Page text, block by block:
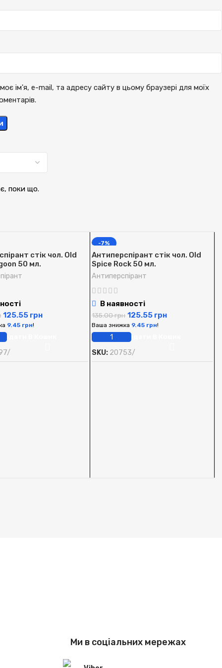
поки що.
ім'я, e-mail, та адресу сайту в цьому браузері для моїх
стік чол. Old
50 мл.
125.55 грн
9.45 грн!
-7%
Антиперспірант стік чол. Old
Spice Rock 50 мл.
Антиперспірант
В наявності
135.00грн 125.55 грн
Ваша знижка 9.45 грн!
SKU: 20753/
Ми в соціальних мережах